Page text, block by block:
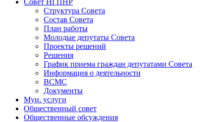
Совет НГПНР
Структура Совета
Состав Совета
План работы
Молодые депутаты Совета
Проекты решений
Решения
График приема граждан депутатами Совета
Информация о деятельности
ВСМС
Документы
Мун. услуги
Общественный совет
Общественные обсуждения